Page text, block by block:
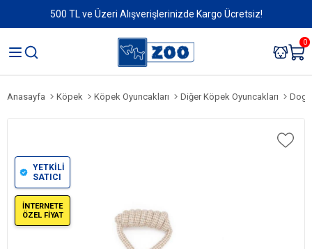
500 TL ve Üzeri Alışverişlerinizde Kargo Ücretsiz!
0
Anasayfa Köpek Köpek Oyuncakları Diğer Köpek Oyuncakları
YETKİLİ
SATICI
İNTERNETE
ÖZEL FİYAT